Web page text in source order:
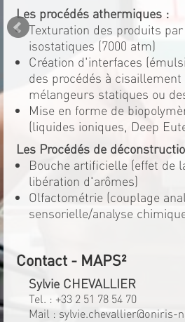
Les procédés athermiques :
Texturation des produits
isostatiques (7000 atm)
Création d'interfaces
des procédés à
mélangeurs statiques ou
Mise en forme de
(liquides ioniques, Deep
Les Procédés de
Bouche artificielle (effet de
libération d'arômes)
Olfactométrie (couplage
sensorielle/analyse
Contact - MAPS²
Sylvie CHEVALLIER
Tel. : +33 2 51 78 54 70
Mail : sylvie.chevallier@oniris-